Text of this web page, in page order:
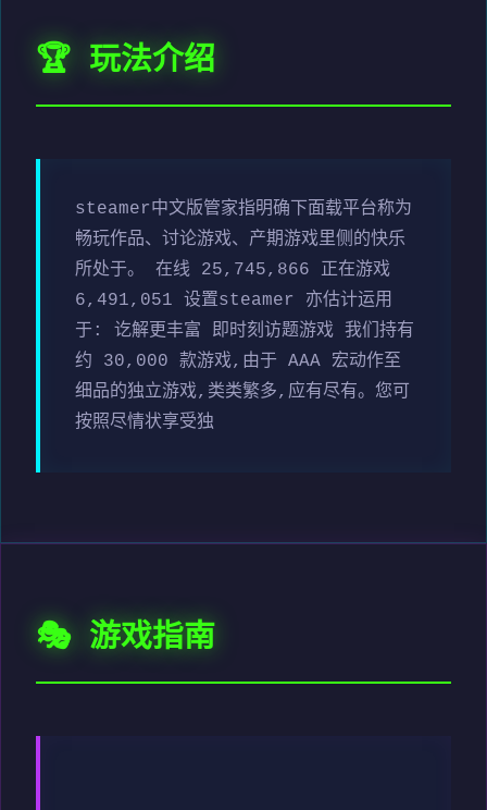
🏆 玩法介绍
steamer中文版管家指明确下面载平台称为
畅玩作品、讨论游戏、产期游戏里侧的快乐
所处于。 在线 25,745,866 正在游戏
6,491,051 设置steamer 亦估计运用
于: 讫解更丰富 即时刻访题游戏 我们持有
约 30,000 款游戏,由于 AAA 宏动作至
细品的独立游戏,类类繁多,应有尽有。您可
按照尽情状享受独
🎭 游戏指南